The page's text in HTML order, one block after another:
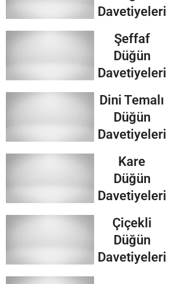
Davetiyeleri
Şeffaf
Düğün
Davetiyeleri
Dini Temalı
Düğün
Davetiyeleri
Kare
Düğün
Davetiyeleri
Çiçekli
Düğün
Davetiyeleri